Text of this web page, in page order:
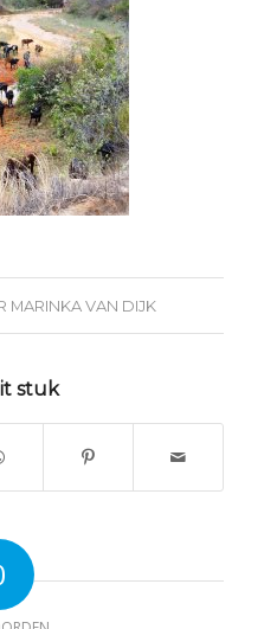
MARINKA VAN DIJK
stuk